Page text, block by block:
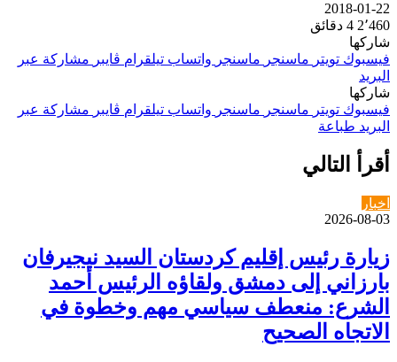
2018-01-22
2٬460 4 دقائق
شاركها
فيسبوك تويتر ماسنجر ماسنجر واتساب تيلقرام ڤايبر مشاركة عبر
البريد
شاركها
فيسبوك تويتر ماسنجر ماسنجر واتساب تيلقرام ڤايبر مشاركة عبر
البريد طباعة
أقرأ التالي
اخبار
2026-08-03
زيارة رئيس إقليم كردستان السيد نيجيرفان
بارزاني إلى دمشق ولقاؤه الرئيس أحمد
الشرع: منعطف سياسي مهم وخطوة في
الاتجاه الصحيح